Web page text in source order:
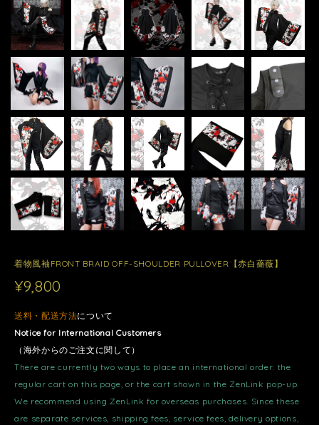
着物風袖FRONT BRAID OFF-SHOULDER PULLOVER【赤白薔薇】
¥9,800
送料・配送方法について
Notice for International Customers
（海外からのご注文に関して）
There are currently two ways to place an international order: the
regular cart on this page, or the cart shown in the ZenLink pop-up.
We recommend using ZenLink for overseas purchases. Since these
are separate services, shipping fees, service fees, delivery options,